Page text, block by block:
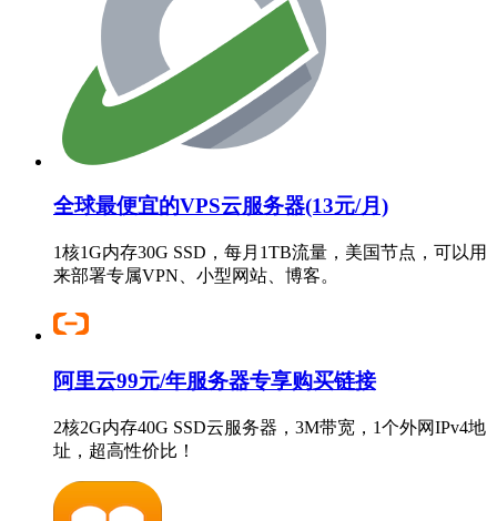
全球最便宜的VPS云服务器(13元/月)
1核1G内存30G SSD，每月1TB流量，美国节点，可以用
来部署专属VPN、小型网站、博客。
阿里云99元/年服务器专享购买链接
2核2G内存40G SSD云服务器，3M带宽，1个外网IPv4地
址，超高性价比！